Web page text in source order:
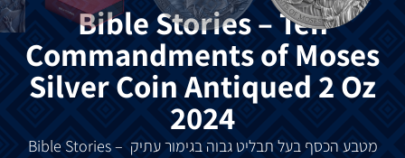
Bible Stories – Ten
Commandments of Moses
Silver Coin Antiqued 2 Oz
2024
מטבע הכסף בעל תבליט גבוה בגימורעתיק Bible Stories –